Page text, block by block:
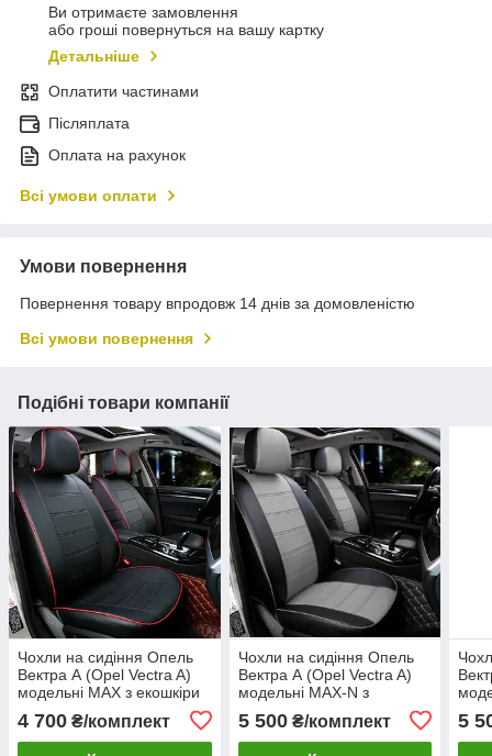
Ви отримаєте замовлення
або гроші повернуться на вашу картку
Детальніше
Оплатити частинами
Післяплата
Оплата на рахунок
Всі умови оплати
Умови повернення
Повернення товару впродовж 14 днів за домовленістю
Всі умови повернення
Подібні товари компанії
Чохли на сидіння Опель
Вектра А (Opel Vectra A)
модельні MAX з екошкіри
4 700 ₴/комплект
Чохли на сидіння Опель
Вектра А (Opel Vectra A)
модельні MAX-N з
графіт
5 500₴/комплект 5